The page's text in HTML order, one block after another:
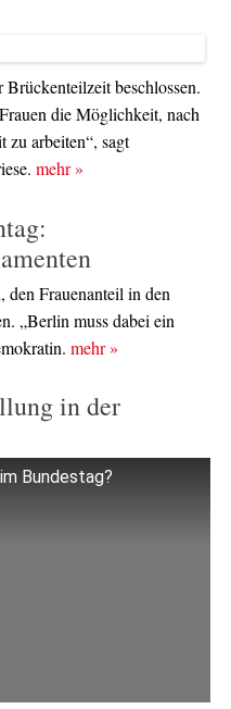
beschlossen.
die Möglichkeit, nach
zu arbeiten“, sagt
mehr»
den Frauenanteil in den
„Berlin muss dabei ein
mehr»
in der
Bundestag?